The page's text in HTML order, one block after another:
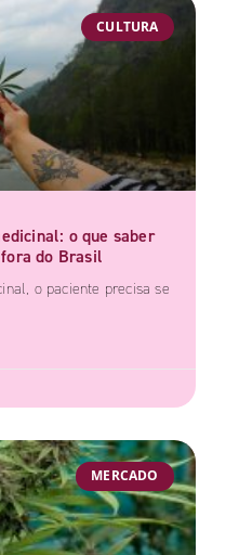
CULTURA
o que saber
do Brasil
o paciente precisa se
MERCADO